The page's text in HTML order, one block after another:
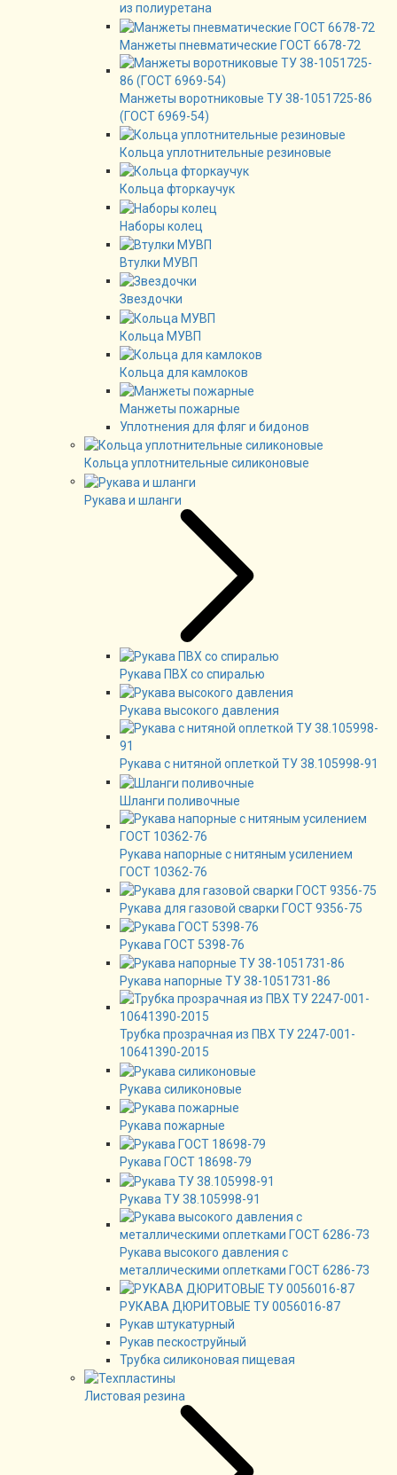
из полиуретана
Манжеты пневматические ГОСТ 6678-72
Манжеты воротниковые ТУ 38-1051725-86
(ГОСТ 6969-54)
Кольца уплотнительные резиновые
Кольца фторкаучук
Наборы колец
Втулки МУВП
Звездочки
Кольца МУВП
Кольца для камлоков
Манжеты пожарные
Уплотнения для фляг и бидонов
Кольца уплотнительные силиконовые
Рукава и шланги
Рукава ПВХ со спиралью
Рукава высокого давления
Рукава с нитяной оплеткой ТУ 38.105998-91
Шланги поливочные
Рукава напорные с нитяным усилением
ГОСТ 10362-76
Рукава для газовой сварки ГОСТ 9356-75
Рукава ГОСТ 5398-76
Рукава напорные ТУ 38-1051731-86
Трубка прозрачная из ПВХ ТУ 2247-001-
10641390-2015
Рукава силиконовые
Рукава пожарные
Рукава ГОСТ 18698-79
Рукава ТУ 38.105998-91
Рукава высокого давления с
металлическими оплетками ГОСТ 6286-73
РУКАВА ДЮРИТОВЫЕ ТУ 0056016-87
Рукав штукатурный
Рукав пескоструйный
Трубка силиконовая пищевая
Листовая резина